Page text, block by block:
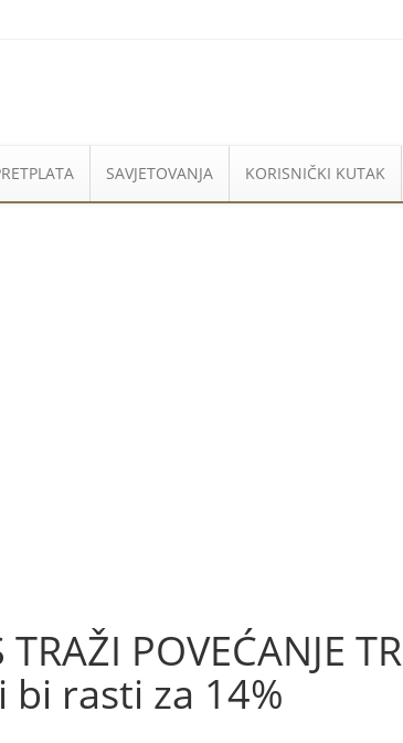
SAVJETOVANJA KORISNIČKI KUTAK
TRAŽI POVEĆANJE
rasti za 14%